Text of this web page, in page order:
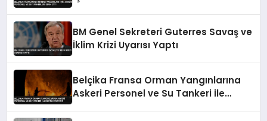
BM Genel Sekreteri Guterres Savaş ve
İklim Krizi Uyarısı Yaptı
Belçika Fransa Orman Yangınlarına
Askeri Personel ve Su Tankeri ile